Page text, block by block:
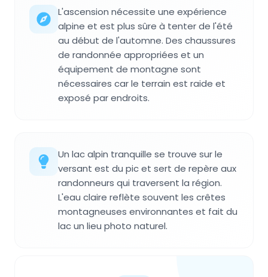
L'ascension nécessite une expérience
alpine et est plus sûre à tenter de l'été
au début de l'automne. Des chaussures
de randonnée appropriées et un
équipement de montagne sont
nécessaires car le terrain est raide et
exposé par endroits.
Un lac alpin tranquille se trouve sur le
versant est du pic et sert de repère aux
randonneurs qui traversent la région.
L'eau claire reflète souvent les crêtes
montagneuses environnantes et fait du
lac un lieu photo naturel.